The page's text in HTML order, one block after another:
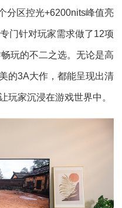
分区控光+6200nits峰值亮
门针对玩家需求做了12项
玩的不二之选。无论是高
的3A大作，都能呈现出清
玩家沉浸在游戏世界中。